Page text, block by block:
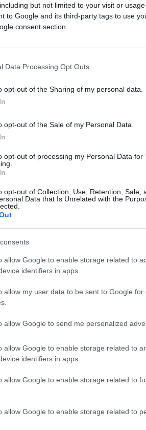
but not limited to your visit or
to Google and its third-party tags to use
consent section.
Data Processing Opt Outs
opt-out of the Sharing of my personal data.
opt-out of the Sale of my Personal Data.
opt-out of processing my Personal Data for
opt-out of Collection, Use, Retention, Sale,
Data that Is Unrelated with the
allow Google to enable storage related to
identifiers in apps.
allow my user data to be sent to Google for
allow Google to send me personalized
allow Google to enable storage related to
identifiers in apps.
allow Google to enable storage related to
allow Google to enable storage related to
napade bez preciznih
dok su čekali pomoć kod
SAD i Izrael, između
lokacije koje vodi GHF, gdje
koje pucaju na civile koji
njihovih lokacija.
nije mogao nezavisno
prije skoro 22 mjeseca,
rad bolnica. Više od dva
je započelo tek krajem
organizacije
pomoći dnevno.
UN-u te da je 43